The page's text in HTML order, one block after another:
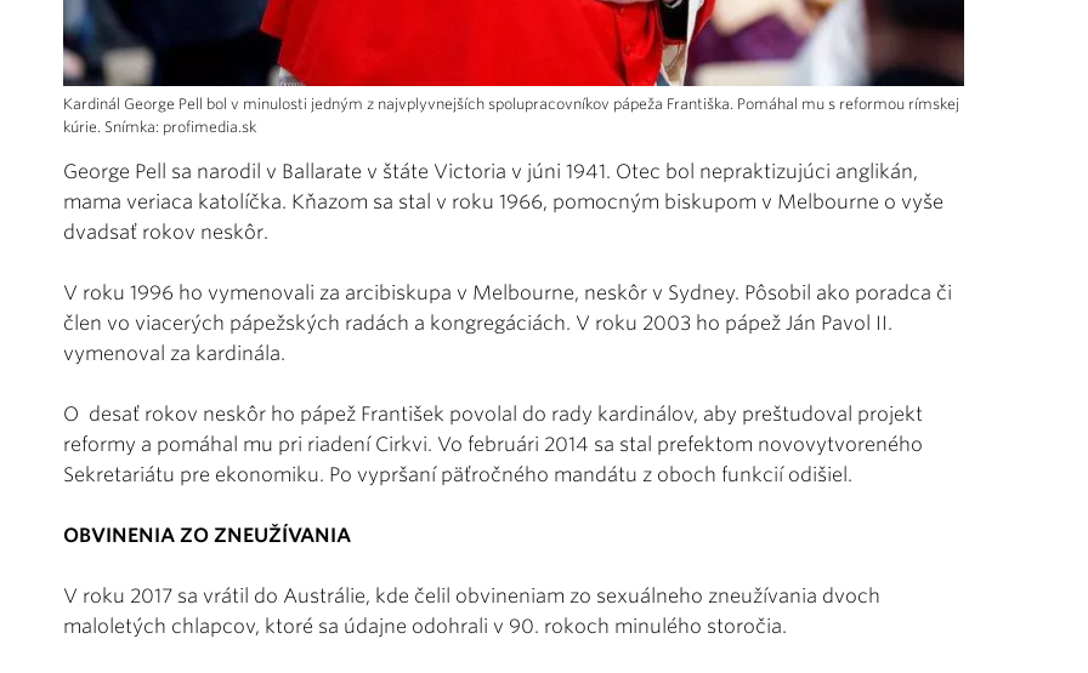
Kardinál George Pell bol v minulosti jedným z najvplyvnejších spolupracovníkov pápeža Františka. Pomáhal mu s reformou rímskej
kúrie. Snímka: profimedia.sk
George Pell sa narodil v Ballarate v štáte Victoria v júni 1941. Otec bol nepraktizujúci anglikán,
mama veriaca katolíčka. Kňazom sa stal v roku 1966, pomocným biskupom v Melbourne o vyše
dvadsať rokov neskôr.
V roku 1996 ho vymenovali za arcibiskupa v Melbourne, neskôr v Sydney. Pôsobil ako poradca či
člen vo viacerých pápežských radách a kongregáciách. V roku 2003 ho pápež Ján Pavol II.
vymenoval za kardinála.
O desať rokov neskôr ho pápež František povolal do rady kardinálov, aby preštudoval projekt
reformy a pomáhal mu pri riadení Cirkvi. Vo februári 2014 sa stal prefektom novovytvoreného
Sekretariátu pre ekonomiku. Po vypršaní päťročného mandátu z oboch funkcií odišiel.
OBVINENIA ZO ZNEUŽÍVANIA
V roku 2017 sa vrátil do Austrálie, kde čelil obvineniam zo sexuálneho zneužívania dvoch
maloletých chlapcov, ktoré sa údajne odohrali v 90. rokoch minulého storočia.